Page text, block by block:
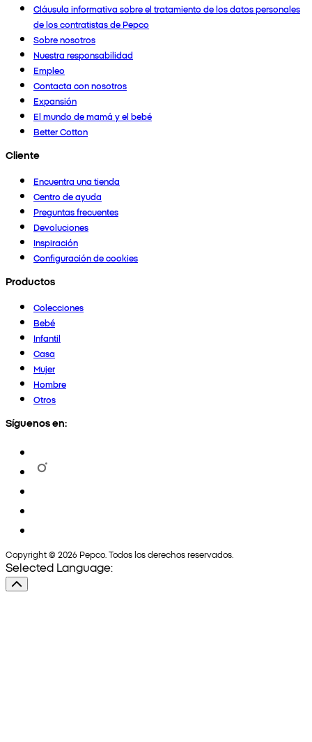
Cláusula informativa sobre el tratamiento de los datos personales
de los contratistas de Pepco
Sobre nosotros
Nuestra responsabilidad
Empleo
Contacta con nosotros
Expansión
El mundo de mamá y el bebé
Better Cotton
Cliente
Encuentra una tienda
Centro de ayuda
Preguntas frecuentes
Devoluciones
Inspiración
Configuración de cookies
Productos
Colecciones
Bebé
Infantil
Casa
Mujer
Hombre
Otros
Síguenos en:
Copyright © 2026 Pepco. Todos los derechos reservados.
Selected Language: